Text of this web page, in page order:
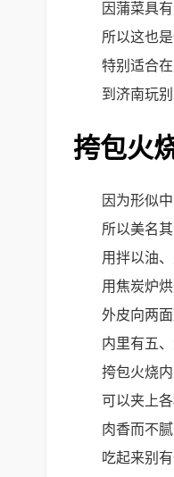
因蒲菜具
所以这也
特别适合
到济南玩
挎包火
因为形似
所以美名
用拌以油
用焦炭炉
外皮向两
内里有五
挎包火烧
可以夹上
肉香而不
吃起来别